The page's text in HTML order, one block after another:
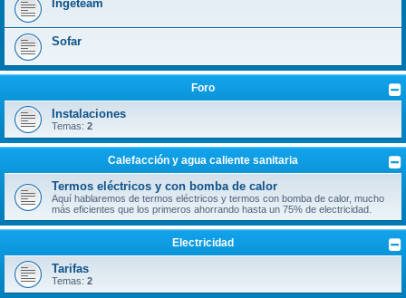
Ingeteam
Sofar
Foro
Instalaciones
Temas: 2
Calefacción y agua caliente sanitaria
Termos eléctricos y con bomba de calor
Aquí hablaremos de termos eléctricos y termos con bomba de calor, mucho
más eficientes que los primeros ahorrando hasta un 75% de electricidad.
Electricidad
Tarifas
Temas: 2